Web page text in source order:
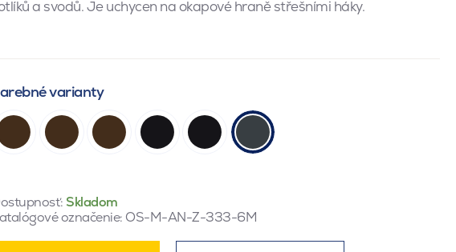
a svodů. Je uchycen na okapové hraně střešními háky.
varianty
Skladom
označenie: OS-M-AN-Z-333-6M